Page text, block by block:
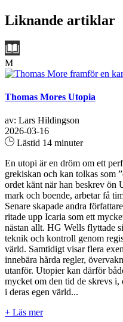
Liknande artiklar
M
Thomas Mores Utopia
av: Lars Hildingson
2026-03-16
Lästid 14 minuter
En utopi är en dröm om ett
grekiskan och kan tolkas som
ordet känt när han beskrev ön
mark och boende, arbetar få
Senare skapade andra
ritade upp Icaria som ett
nästan allt. HG Wells flyttade
teknik och kontroll genom
värld. Samtidigt visar flera
innebära hårda regler,
utanför. Utopier kan därför
mycket om den tid de skrevs
i deras egen värld...
+ Läs mer